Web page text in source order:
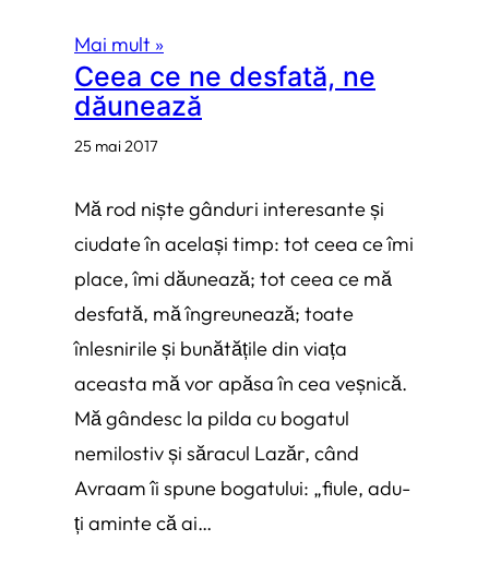
Mai mult »
Ceea ce ne desfată, ne
dăunează
25 mai 2017
Mă rod niște gânduri interesante și
ciudate în același timp: tot ceea ce îmi
place, îmi dăunează; tot ceea ce mă
desfată, mă îngreunează; toate
înlesnirile și bunătățile din viața
aceasta mă vor apăsa în cea veșnică.
Mă gândesc la pilda cu bogatul
nemilostiv și săracul Lazăr, când
Avraam îi spune bogatului: „fiule, adu-
ți aminte că ai…